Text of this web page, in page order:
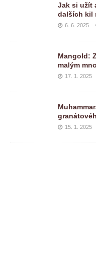
Jak si užít
dalších kil
6. 6. 2025
Mangold:
malým
17. 1. 2025
15. 1. 2025